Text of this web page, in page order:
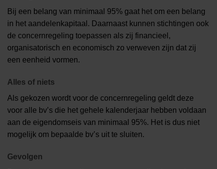
Bij een belang van minimaal 95% gaat het om een belang
in het aandelenkapitaal. Daarnaast kunnen stichtingen ook
de concernregeling toepassen als zij financieel,
organisatorisch en economisch zo verweven zijn dat zij
een eenheid vormen.
Alles of niets
Als gekozen wordt voor de concernregeling geldt deze
voor alle bv’s die het gehele kalenderjaar hebben voldaan
aan de eigendomseis van minimaal 95%. Het is dus niet
mogelijk om bepaalde bv’s uit te sluiten.
Gevolgen